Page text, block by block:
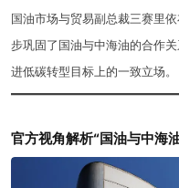
国油市场与贸易副总裁三赛里
步巩固了国油与中海油的合作
进低碳转型目标上的一致立场。
官方视角解析“国油与中海